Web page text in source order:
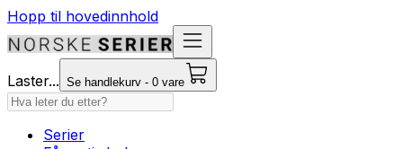
Hopp til hovedinnhold
Laster... Se handlekurv - 0 vare
Serier